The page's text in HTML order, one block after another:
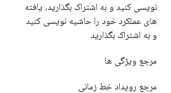
نویسی کنید و به اشتراک بگذارید، یافته
های عملکرد خود را حاشیه نویسی کنید
و به اشتراک بگذارید
مرجع ویژگی ها
مرجع رویداد خط زمانی